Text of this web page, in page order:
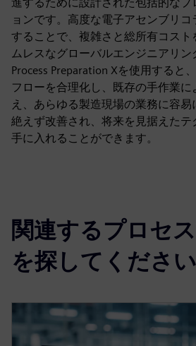
ョンです。高度な電子アセンブリ
することで、複雑さと総所有コス
ムレスなグローバルエンジニアリン
Process Preparation Xを使用すると
フローを合理化し、既存の手作業
え、あらゆる製造現場の業務に容
絶えず改善され、将来を見据えたテ
手に入れることができます。
関連するプロセ
を探してください